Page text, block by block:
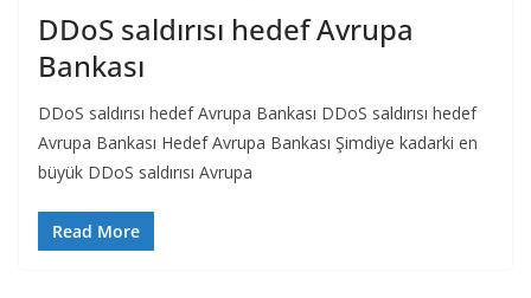
DDoS saldırısı hedef Avrupa
Bankası
DDoS saldırısı hedef Avrupa Bankası ​​DDoS saldırısı hedef
Avrupa Bankası Hedef Avrupa Bankası Şimdiye kadarki en
büyük ​​DDoS saldırısı Avrupa
Read More